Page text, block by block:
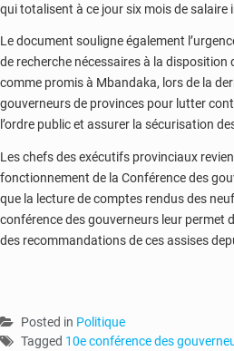
qui totalisent à ce jour six mois de salaire
Le document souligne également
de recherche nécessaires à la disposition
comme promis à Mbandaka, lors de la
gouverneurs de provinces pour lutter
l’ordre public et assurer la sécurisation
Les chefs des exécutifs provinciaux
fonctionnement de la Conférence des
que la lecture de comptes rendus des
conférence des gouverneurs leur permet
des recommandations de ces assises
Posted in Politique
Tagged 10e conférence des